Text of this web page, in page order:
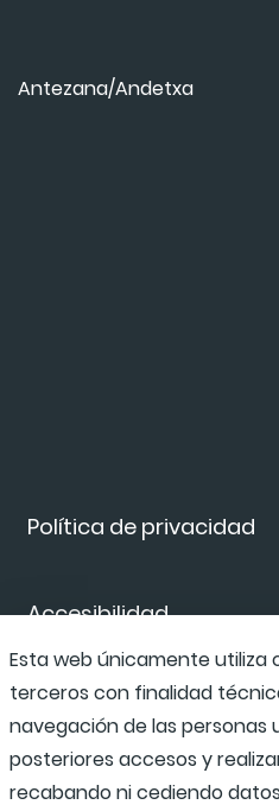
Política de privacidad
Accesibilidad
Canal de denuncias
Antezana/Andetxa
Esta web únicamente utiliza
terceros con finalidad
navegación de las personas
posteriores accesos y
recabando ni cediendo